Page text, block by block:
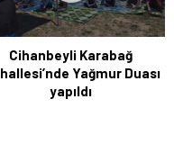
Cihanbeyli Karabağ
Yağmur Duası
yapıldı